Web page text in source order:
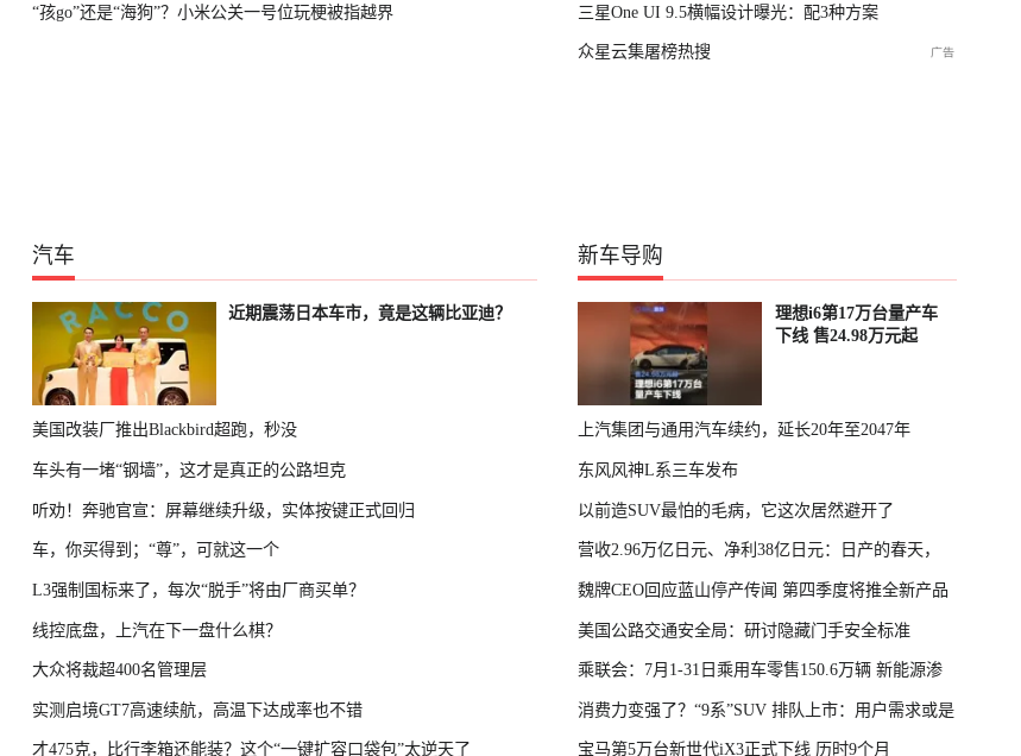
“孩go”还是“海狗”？小米公关一号位玩梗被指越界 三星One UI 9.5横幅设计曝光：配3种方案
众星云集屠榜热搜
汽车
近期震荡日本车市，竟是这辆比亚迪？
美国改装厂推出Blackbird超跑，秒没
车头有一堵“钢墙”，这才是真正的公路坦克
听劝！奔驰官宣：屏幕继续升级，实体按键正式回归
车，你买得到；“尊”，可就这一个
L3强制国标来了，每次“脱手”将由厂商买单？
线控底盘，上汽在下一盘什么棋？
大众将裁超400名管理层
实测启境GT7高速续航，高温下达成率也不错
才475克，比行李箱还能装？这个“一键扩容口袋包”太逆天了
新车导购
理想i6第17万台量产车
下线 售24.98万元起
上汽集团与通用汽车续约，延长20年至2047年
东风风神L系三车发布
以前造SUV最怕的毛病，它这次居然避开了
营收2.96万亿日元、净利38亿日元：日产的春天，
回来了
魏牌CEO回应蓝山停产传闻 第四季度将推全新产品
美国公路交通安全局：研讨隐藏门手安全标准
乘联会：7月1-31日乘用车零售150.6万辆 新能源渗
透率64.4%
消费力变强了？“9系”SUV 排队上市：用户需求或是
主因
宝马第5万台新世代iX3正式下线 历时9个月